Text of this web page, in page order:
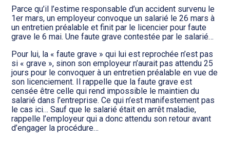
Audit légal
Gestion de patrimoine
Procédures collectives
Transition numérique
Facturation et pilotage : MEG
Analyse et tableau de bord :
WAIBI
Gérer vos ressources
humaines : SILAE
Parce qu’il l’estime responsable d’un accident survenu le
1er mars, un employeur convoque un salarié le 26 mars à
un entretien préalable et finit par le licencier pour faute
grave le 6 mai. Une faute grave contestée par le salarié…
Pour lui, la « faute grave » qui lui est reprochée n’est pas
si « grave », sinon son employeur n’aurait pas attendu 25
jours pour le convoquer à un entretien préalable en vue de
son licenciement. Il rappelle que la faute grave est
censée être celle qui rend impossible le maintien du
salarié dans l’entreprise. Ce qui n’est manifestement pas
le cas ici… Sauf que le salarié était en arrêt maladie,
rappelle l’employeur qui a donc attendu son retour avant
d’engager la procédure…